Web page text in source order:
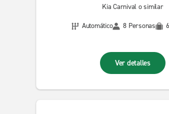
Kia Carnival o similar
Automático
8 Personas
Ver detalles